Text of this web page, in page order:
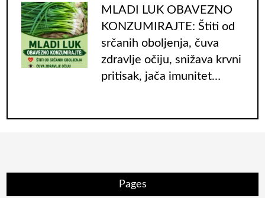
MLADI LUK OBAVEZNO
KONZUMIRAJTE: Štiti od
srčanih oboljenja, čuva
zdravlje očiju, snižava krvni
pritisak, jača imunitet…
Pages